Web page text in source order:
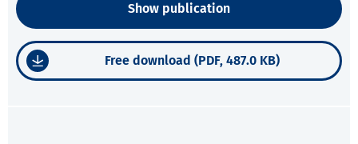
Show publication
Free download (PDF, 487.0 KB)